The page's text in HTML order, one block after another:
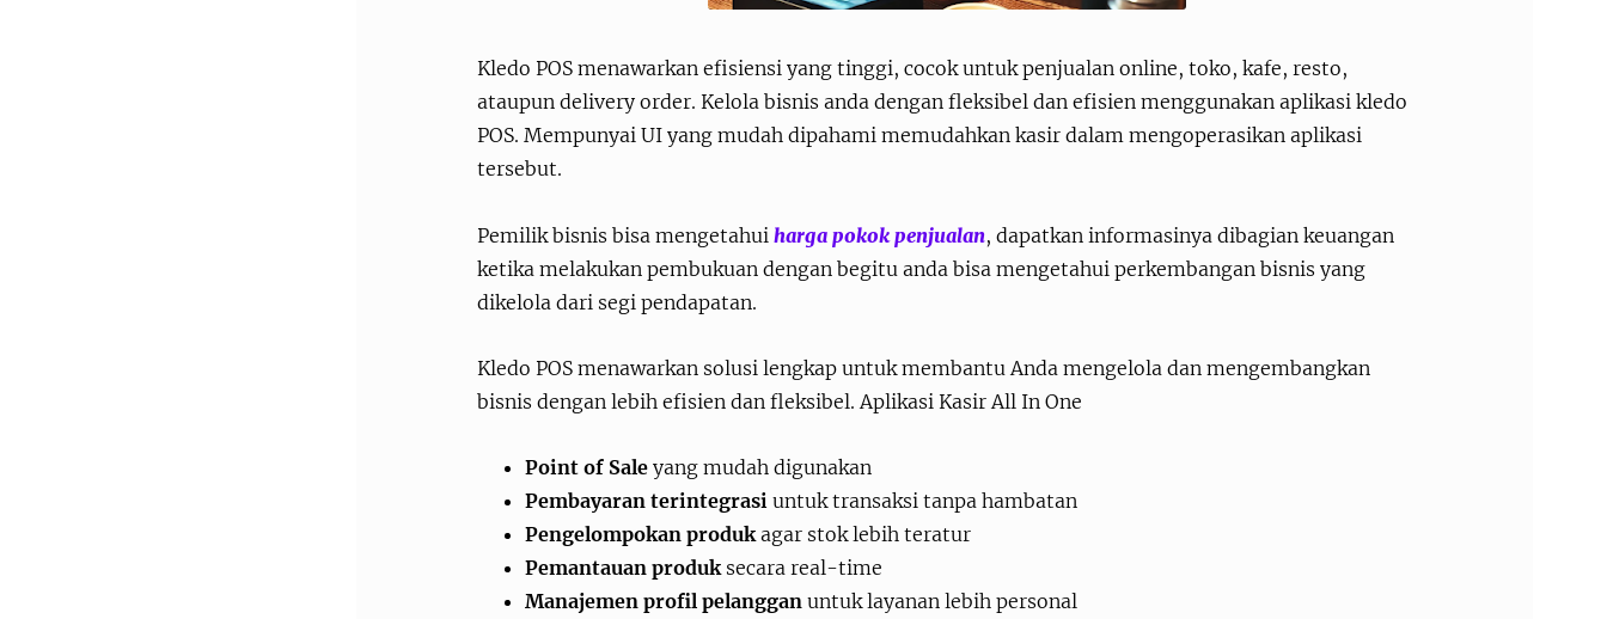
Kledo POS menawarkan efisiensi yang tinggi, cocok untuk penjualan online, toko, kafe, resto,
ataupun delivery order. Kelola bisnis anda dengan fleksibel dan efisien menggunakan aplikasi kledo
POS. Mempunyai UI yang mudah dipahami memudahkan kasir dalam mengoperasikan aplikasi
tersebut.
Pemilik bisnis bisa mengetahui harga pokok penjualan, dapatkan informasinya dibagian keuangan
ketika melakukan pembukuan dengan begitu anda bisa mengetahui perkembangan bisnis yang
dikelola dari segi pendapatan.
Kledo POS menawarkan solusi lengkap untuk membantu Anda mengelola dan mengembangkan
bisnis dengan lebih efisien dan fleksibel. Aplikasi Kasir All In One
Point of Sale yang mudah digunakan
Pembayaran terintegrasi untuk transaksi tanpa hambatan
Pengelompokan produk agar stok lebih teratur
Pemantauan produk secara real-time
Manajemen profil pelanggan untuk layanan lebih personal